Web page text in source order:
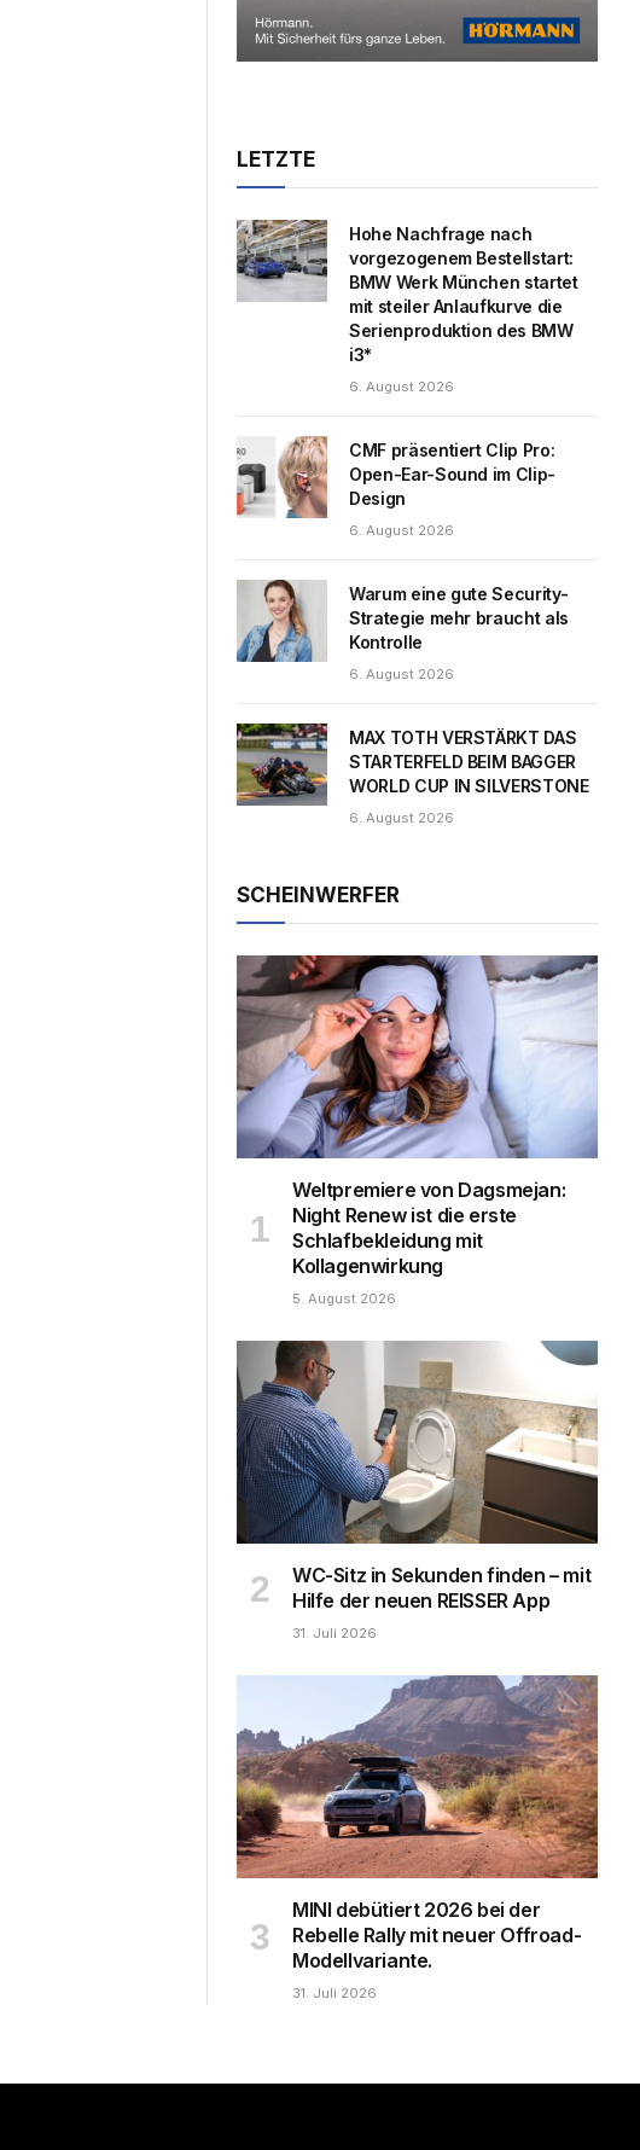
LETZTE
Hohe Nachfrage nach
vorgezogenem Bestellstart:
BMW Werk München startet
mit steiler Anlaufkurve die
Serienproduktion des BMW
i3*
6. August 2026
CMF präsentiert Clip Pro:
Open-Ear-Sound im Clip-
Design
6. August 2026
Warum eine gute Security-
Strategie mehr braucht als
Kontrolle
6. August 2026
MAX TOTH VERSTÄRKT DAS
STARTERFELD BEIM BAGGER
WORLD CUP IN SILVERSTONE
6. August 2026
SCHEINWERFER
Weltpremiere von Dagsmejan:
Night Renew ist die erste
Schlafbekleidung mit
Kollagenwirkung
5. August 2026
WC-Sitz in Sekunden finden – mit
Hilfe der neuen REISSER App
31. Juli 2026
MINI debütiert 2026 bei der
Rebelle Rally mit neuer Offroad-
Modellvariante.
31. Juli 2026